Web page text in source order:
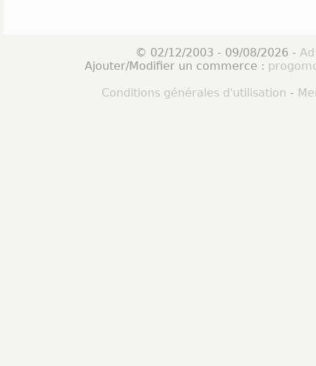
© 02/12/2003 - 09/08/2026 -
Ajouter/Modifier un commerce :
Conditions générales d'utilisation -